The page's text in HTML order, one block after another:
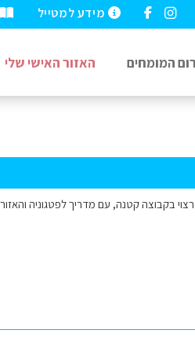
מידע למטייל
המומחים האזור האישי שלי
בקבוצה קטנה, עם מדריך לפטגוניה